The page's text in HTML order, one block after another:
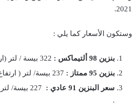
2021.
وستكون الأسعار كما يلي :
بنزين 98 ألتيماكس :
بنزين 95 ممتاز :
237 بيسة/ لتر ( ارتفاع ) – شامل ضريبة القيمة المضافة VAT .
سعر البنزين 91 عادي :
.